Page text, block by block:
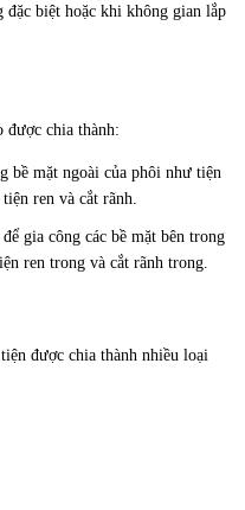
đặc biệt hoặc khi không gian lắp
được chia thành:
bề mặt ngoài của phôi như tiện
ren và cắt rãnh.
gia công các bề mặt bên trong
ren trong và cắt rãnh trong.
được chia thành nhiều loại